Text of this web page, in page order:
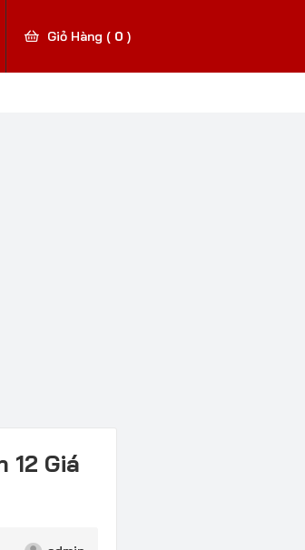
Giỏ Hàng ( 0 )
12 Giá